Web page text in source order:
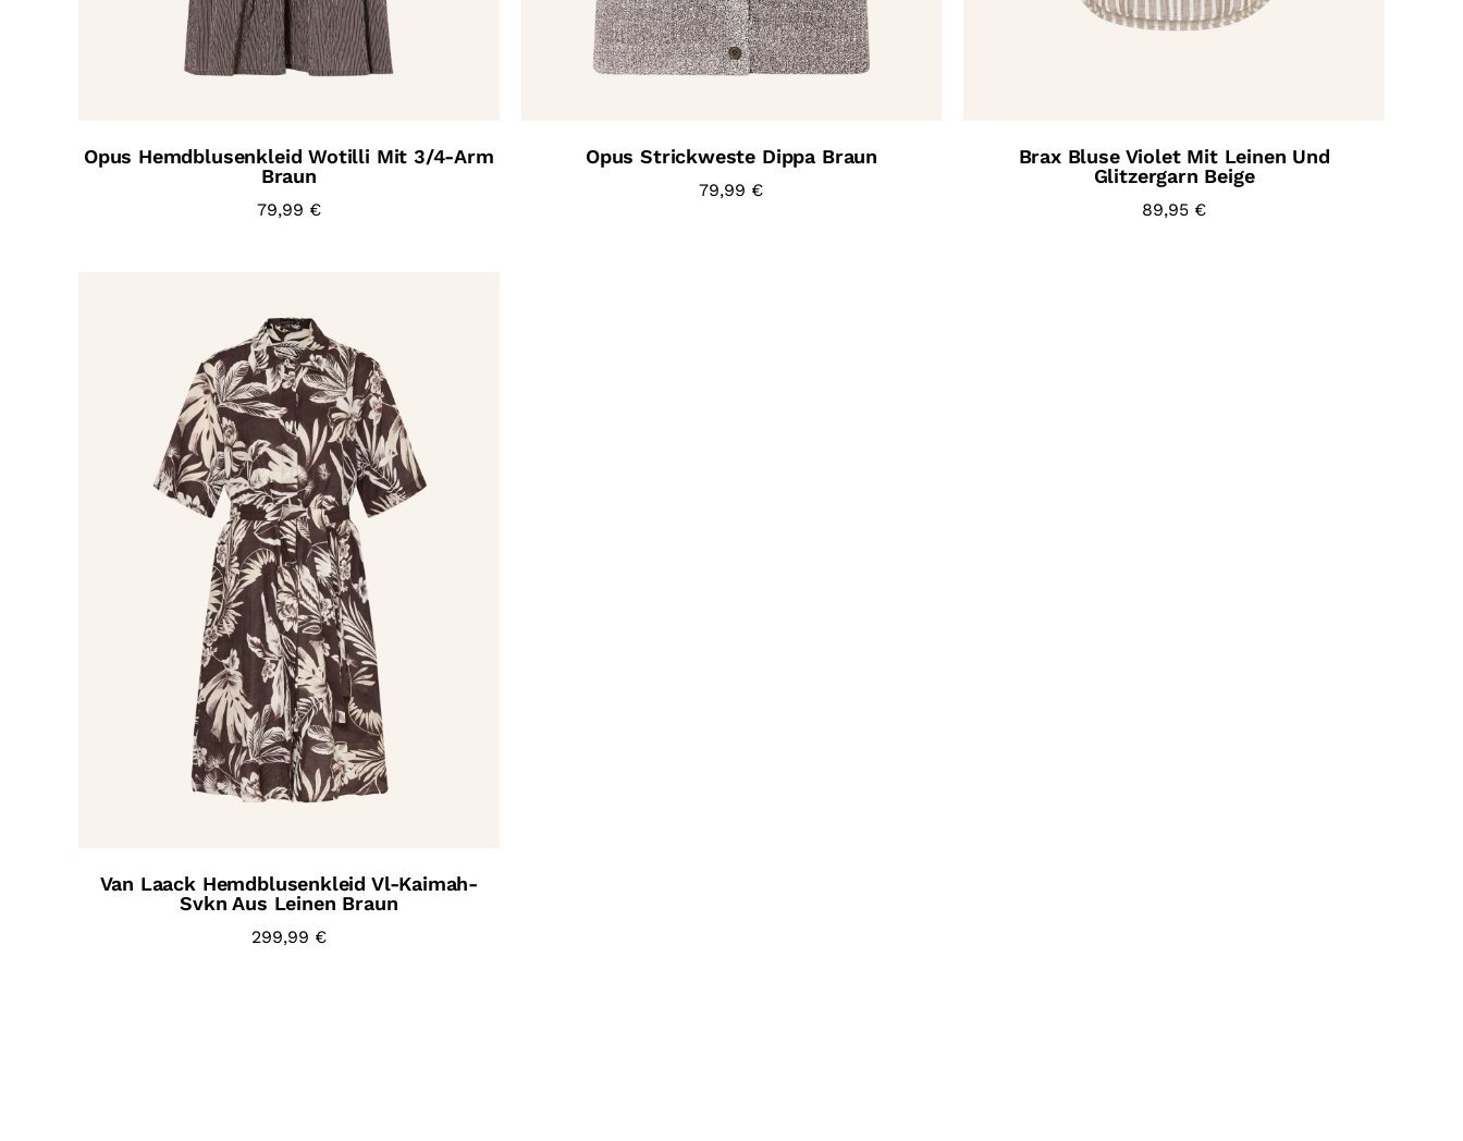
Opus Hemdblusenkleid Wotilli Mit 3/4-Arm
Braun
79,99 €
Opus Strickweste Dippa Braun
79,99 €
Brax Bluse Violet Mit Leinen Und
Glitzergarn Beige
89,95 €
Van Laack Hemdblusenkleid Vl-Kaimah-
Svkn Aus Leinen Braun
299,99 €